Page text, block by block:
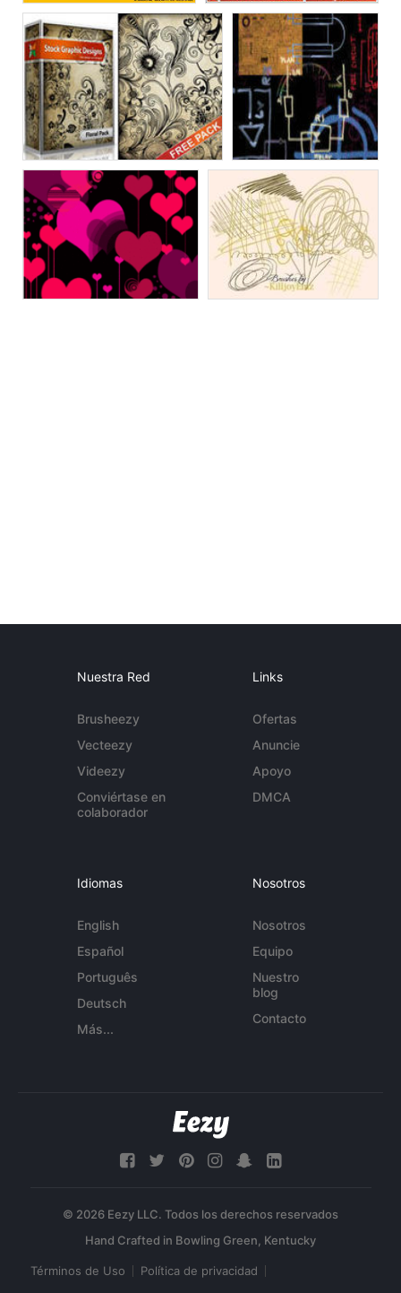
Nuestra Red
Brusheezy
Vecteezy
Videezy
Conviértase en
colaborador
Links
Ofertas
Anuncie
Apoyo
DMCA
Idiomas
English
Español
Português
Deutsch
Más...
Nosotros
Nosotros
Equipo
Nuestro
blog
Contacto
© 2026 Eezy LLC. Todos los derechos reservados
Términos de Uso Política de privacidad